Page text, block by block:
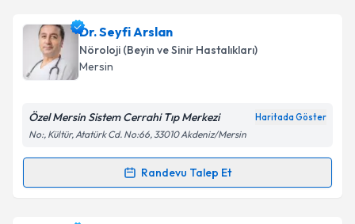
takvim hazırlandığında e-posta ile bilgilendireceğiz.
E-posta Adresiniz
Kişisel verilerimin işlenmesine ilişkin
Metni'ni okudum ve kişisel verilerimin belirtilen
kapsamda işlenmesini kabul ediyorum.
Dr. Seyfi Arslan
Nöroloji (Beyin ve Sinir Hastalıkları)
Mersin
Özel Mersin Sistem Cerrahi Tıp Merkezi Haritada Göster
No:, Kültür, Atatürk Cd. No:66, 33010 Akdeniz/Mersin
Randevu Talep Et
Randevu Takvimi Talebi